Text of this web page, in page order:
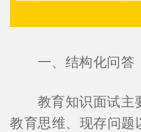
一、结构化问答
教育知识面试主
教育思维、现存问题